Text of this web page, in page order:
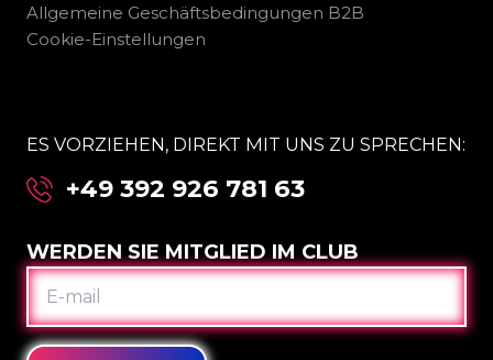
Allgemeine Geschäftsbedingungen B2B
Cookie-Einstellungen
ES VORZIEHEN, DIREKT MIT UNS ZU SPRECHEN:
+49 392 926 781 63
WERDEN SIE MITGLIED IM CLUB
E-
MAIL